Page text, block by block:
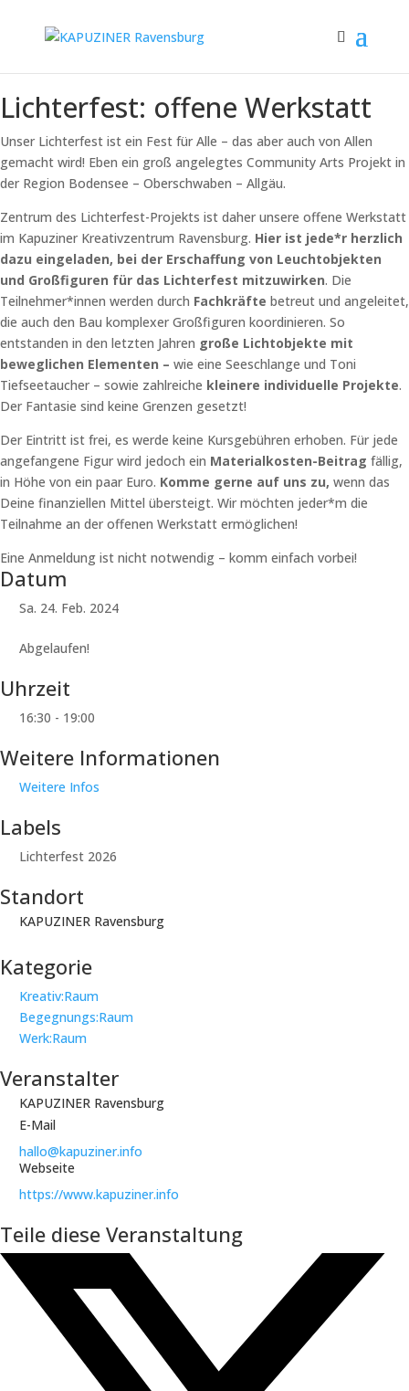
Lichterfest: offene Werkstatt
Unser Lichterfest ist ein Fest für Alle – das aber auch von Allen
gemacht wird! Eben ein groß angelegtes Community Arts Projekt in
der Region Bodensee – Oberschwaben – Allgäu.
Zentrum des Lichterfest-Projekts ist daher unsere offene Werkstatt
im Kapuziner Kreativzentrum Ravensburg. Hier ist jede*r herzlich
dazu eingeladen, bei der Erschaffung von Leuchtobjekten
und Großfiguren für das Lichterfest mitzuwirken. Die
Teilnehmer*innen werden durch Fachkräfte betreut und angeleitet,
die auch den Bau komplexer Großfiguren koordinieren. So
entstanden in den letzten Jahren große Lichtobjekte mit
beweglichen Elementen – wie eine Seeschlange und Toni
Tiefseetaucher – sowie zahlreiche kleinere individuelle Projekte.
Der Fantasie sind keine Grenzen gesetzt!
Der Eintritt ist frei, es werde keine Kursgebühren erhoben. Für jede
angefangene Figur wird jedoch ein Materialkosten-Beitrag fällig,
in Höhe von ein paar Euro. Komme gerne auf uns zu, wenn das
Deine finanziellen Mittel übersteigt. Wir möchten jeder*m die
Teilnahme an der offenen Werkstatt ermöglichen!
Eine Anmeldung ist nicht notwendig – komm einfach vorbei!
Datum
Sa. 24. Feb. 2024
Abgelaufen!
Uhrzeit
16:30 - 19:00
Weitere Informationen
Weitere Infos
Labels
Lichterfest 2026
Standort
KAPUZINER Ravensburg
Kategorie
Kreativ:Raum
Begegnungs:Raum
Werk:Raum
Veranstalter
KAPUZINER Ravensburg
E-Mail
hallo@kapuziner.info
Webseite
https://www.kapuziner.info
Teile diese Veranstaltung